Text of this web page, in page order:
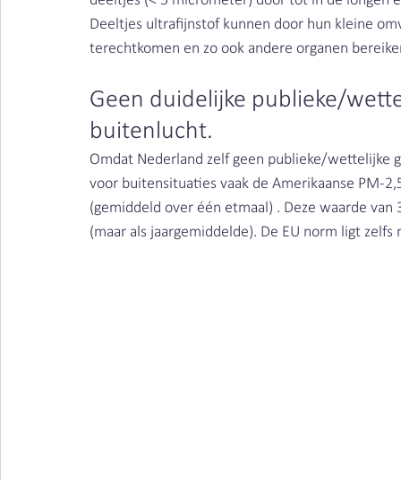
Deeltjes ultrafijnstof kunnen door hun kleine
terechtkomen en zo ook andere organen
Geen duidelijke publieke/
buitenlucht.
Omdat Nederland zelf geen publieke/
voor buitensituaties vaak de Amerikaanse PM-
(gemiddeld over één etmaal) . Deze waarde
(maar als jaargemiddelde). De EU norm ligt zelfs